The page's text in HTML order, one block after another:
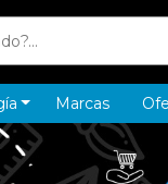
Marcas